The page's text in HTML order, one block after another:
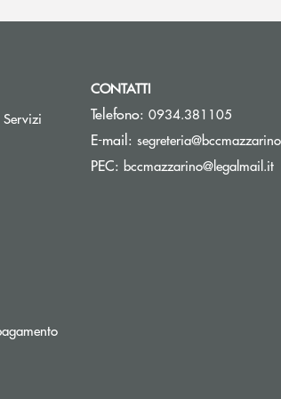
CONTATTI
Telefono: 0934.381105
E-mail:
PEC: bccmazzarino@legalmail.it